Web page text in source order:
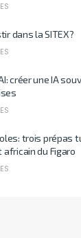
dans la SITEX?
créer une IA
trois prépas
du Figaro